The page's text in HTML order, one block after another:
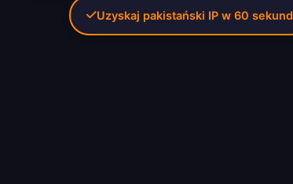
Uzyskaj pakistański IP w 60 sekund